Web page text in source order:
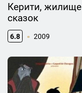
Керити, жилище
сказок
6.8 2009